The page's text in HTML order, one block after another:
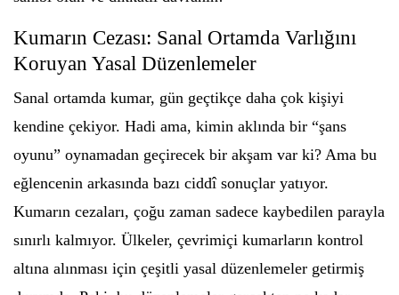
Kumarın Cezası: Sanal Ortamda Varlığını
Koruyan Yasal Düzenlemeler
Sanal ortamda kumar, gün geçtikçe daha çok kişiyi
kendine çekiyor. Hadi ama, kimin aklında bir “şans
oyunu” oynamadan geçirecek bir akşam var ki? Ama bu
eğlencenin arkasında bazı ciddî sonuçlar yatıyor.
Kumarın cezaları, çoğu zaman sadece kaybedilen parayla
sınırlı kalmıyor. Ülkeler, çevrimiçi kumarların kontrol
altına alınması için çeşitli yasal düzenlemeler getirmiş